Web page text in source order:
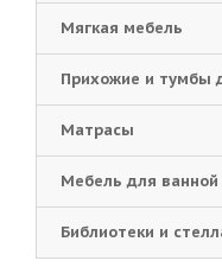
Мягкая мебель
Прихожие и тумбы
Матрасы
Мебель для ванной
Библиотеки и